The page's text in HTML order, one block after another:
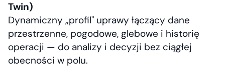
Twin)
Dynamiczny „profil" uprawy łączący dane
przestrzenne, pogodowe, glebowe i historię
operacji — do analizy i decyzji bez ciągłej
obecności w polu.